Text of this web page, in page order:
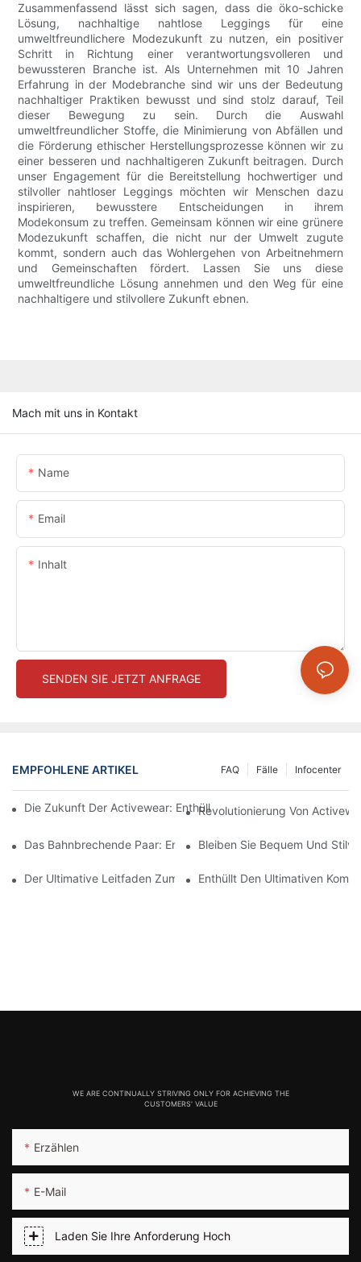
Zusammenfassend lässt sich sagen, dass die öko-schicke
Lösung, nachhaltige nahtlose Leggings für eine
umweltfreundlichere Modezukunft zu nutzen, ein positiver
Schritt in Richtung einer verantwortungsvolleren und
bewussteren Branche ist. Als Unternehmen mit 10 Jahren
Erfahrung in der Modebranche sind wir uns der Bedeutung
nachhaltiger Praktiken bewusst und sind stolz darauf, Teil
dieser Bewegung zu sein. Durch die Auswahl
umweltfreundlicher Stoffe, die Minimierung von Abfällen und
die Förderung ethischer Herstellungsprozesse können wir zu
einer besseren und nachhaltigeren Zukunft beitragen. Durch
unser Engagement für die Bereitstellung hochwertiger und
stilvoller nahtloser Leggings möchten wir Menschen dazu
inspirieren, bewusstere Entscheidungen in ihrem
Modekonsum zu treffen. Gemeinsam können wir eine grünere
Modezukunft schaffen, die nicht nur der Umwelt zugute
kommt, sondern auch das Wohlergehen von Arbeitnehmern
und Gemeinschaften fördert. Lassen Sie uns diese
umweltfreundliche Lösung annehmen und den Weg für eine
nachhaltigere und stilvollere Zukunft ebnen.
Mach mit uns in Kontakt
Name
Email
Inhalt
SENDEN SIE JETZT ANFRAGE
EMPFOHLENE ARTIKEL Infocenter
Fälle
FAQ
Die Zukunft Der Activewear: Enthüllung Nachhaltiger Nahtloser
Revolutionierung Von
Das Bahnbrechende Paar: Entdecken Sie Die Welt Der
Bleiben Sie Bequem Und
Der Ultimative Leitfaden Zum Finden Der Perfekten Nahtlosen
Enthüllt Den Ultimativen
WE ARE CONTINUALLY STRIVING ONLY FOR ACHIEVING THE
CUSTOMERS' VALUE
Erzählen
E-Mail
Laden Sie Ihre Anforderung Hoch